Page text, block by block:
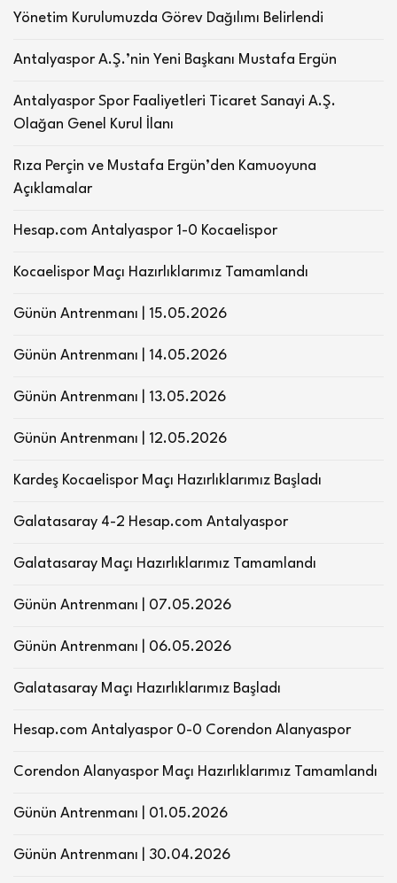
Yönetim Kurulumuzda Görev Dağılımı Belirlendi
Antalyaspor A.Ş.’nin Yeni Başkanı Mustafa Ergün
Antalyaspor Spor Faaliyetleri Ticaret Sanayi A.Ş.
Olağan Genel Kurul İlanı
Rıza Perçin ve Mustafa Ergün’den Kamuoyuna
Açıklamalar
Hesap.com Antalyaspor 1-0 Kocaelispor
Kocaelispor Maçı Hazırlıklarımız Tamamlandı
Günün Antrenmanı | 15.05.2026
Günün Antrenmanı | 14.05.2026
Günün Antrenmanı | 13.05.2026
Günün Antrenmanı | 12.05.2026
Kardeş Kocaelispor Maçı Hazırlıklarımız Başladı
Galatasaray 4-2 Hesap.com Antalyaspor
Galatasaray Maçı Hazırlıklarımız Tamamlandı
Günün Antrenmanı | 07.05.2026
Günün Antrenmanı | 06.05.2026
Galatasaray Maçı Hazırlıklarımız Başladı
Hesap.com Antalyaspor 0-0 Corendon Alanyaspor
Corendon Alanyaspor Maçı Hazırlıklarımız Tamamlandı
Günün Antrenmanı | 01.05.2026
Günün Antrenmanı | 30.04.2026